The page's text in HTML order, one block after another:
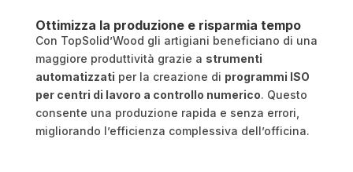
Ottimizza la produzione e risparmia tempo
Con TopSolid’Wood gli artigiani beneficiano di una
maggiore produttività grazie a strumenti
automatizzati per la creazione di programmi ISO
per centri di lavoro a controllo numerico. Questo
consente una produzione rapida e senza errori,
migliorando l’efficienza complessiva dell’officina​​.